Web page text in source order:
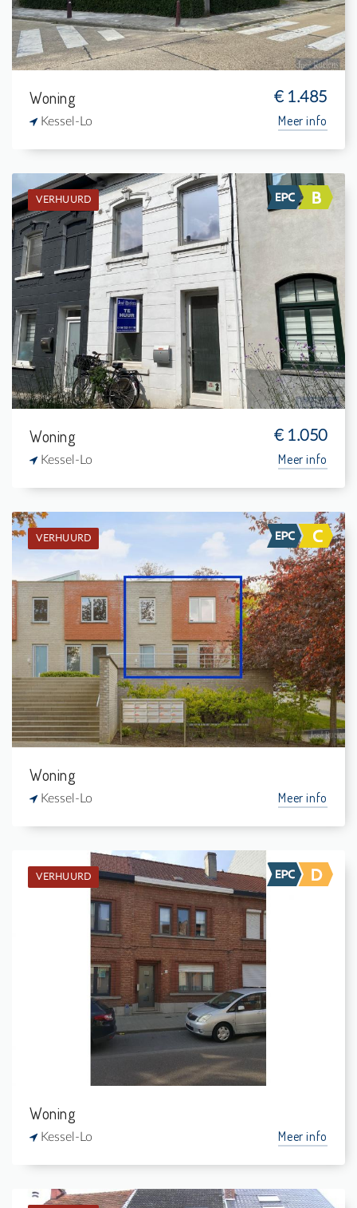
Woning € 1.485
Kessel-Lo Meer info
VERHUURD
Verhuurd: Burgerwoning
2
45 m²
1
-
Woning € 1.050
Kessel-Lo Meer info
VERHUURD
Verhuurd: Eengezinswoning
3
149 m²
1
146 m²
Woning
Kessel-Lo Meer info
VERHUURD
Verhuurd: Burgerwoning
2
1
-
Woning
Kessel-Lo Meer info